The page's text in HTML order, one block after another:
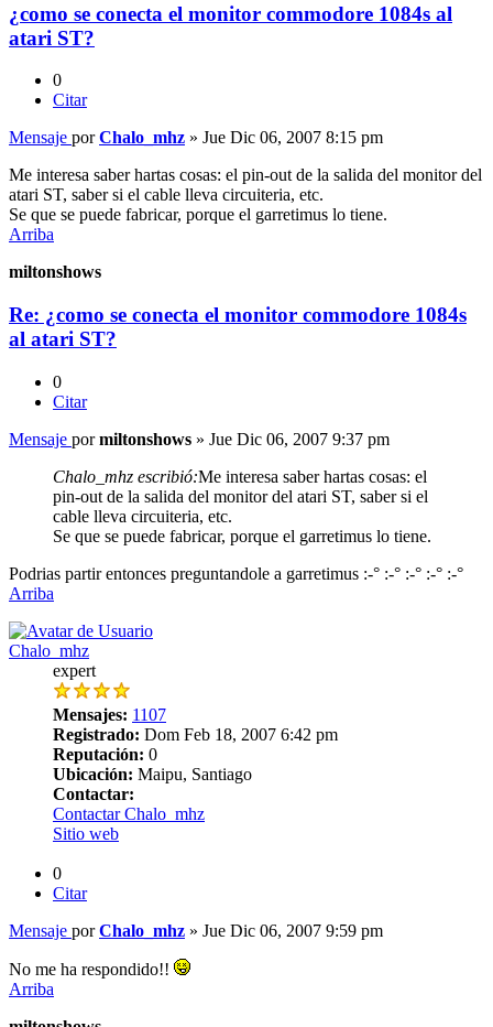
¿como se conecta el monitor commodore 1084s al
atari ST?
0
Citar
Mensaje porChalo_mhz » Jue Dic 06, 2007 8:15 pm
Me interesa saber hartas cosas: el pin-out de la salida del monitor del
atari ST, saber si el cable lleva circuiteria, etc.
Se que se puede fabricar, porque el garretimus lo tiene.
Arriba
miltonshows
Re: ¿como se conecta el monitor commodore 1084s
al atari ST?
0
Citar
Mensaje pormiltonshows » Jue Dic 06, 2007 9:37 pm
Chalo_mhz escribió:Me interesa saber hartas cosas: el
pin-out de la salida del monitor del atari ST, saber si el
cable lleva circuiteria, etc.
Se que se puede fabricar, porque el garretimus lo tiene.
Podrias partir entonces preguntandole a garretimus :-° :-° :-° :-° :-°
Arriba
Chalo_mhz
expert
Mensajes: 1107
Registrado: Dom Feb 18, 2007 6:42 pm
Reputación: 0
Ubicación: Maipu, Santiago
Contactar:
Contactar Chalo_mhz
Sitio web
0
Citar
Mensaje porChalo_mhz » Jue Dic 06, 2007 9:59 pm
No me ha respondido!!
Arriba